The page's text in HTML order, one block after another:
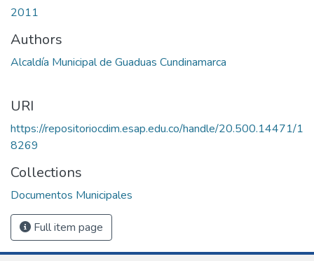
2011
Authors
Alcaldía Municipal de Guaduas Cundinamarca
URI
https://repositoriocdim.esap.edu.co/handle/20.500.14471/1
8269
Collections
Documentos Municipales
Full item page